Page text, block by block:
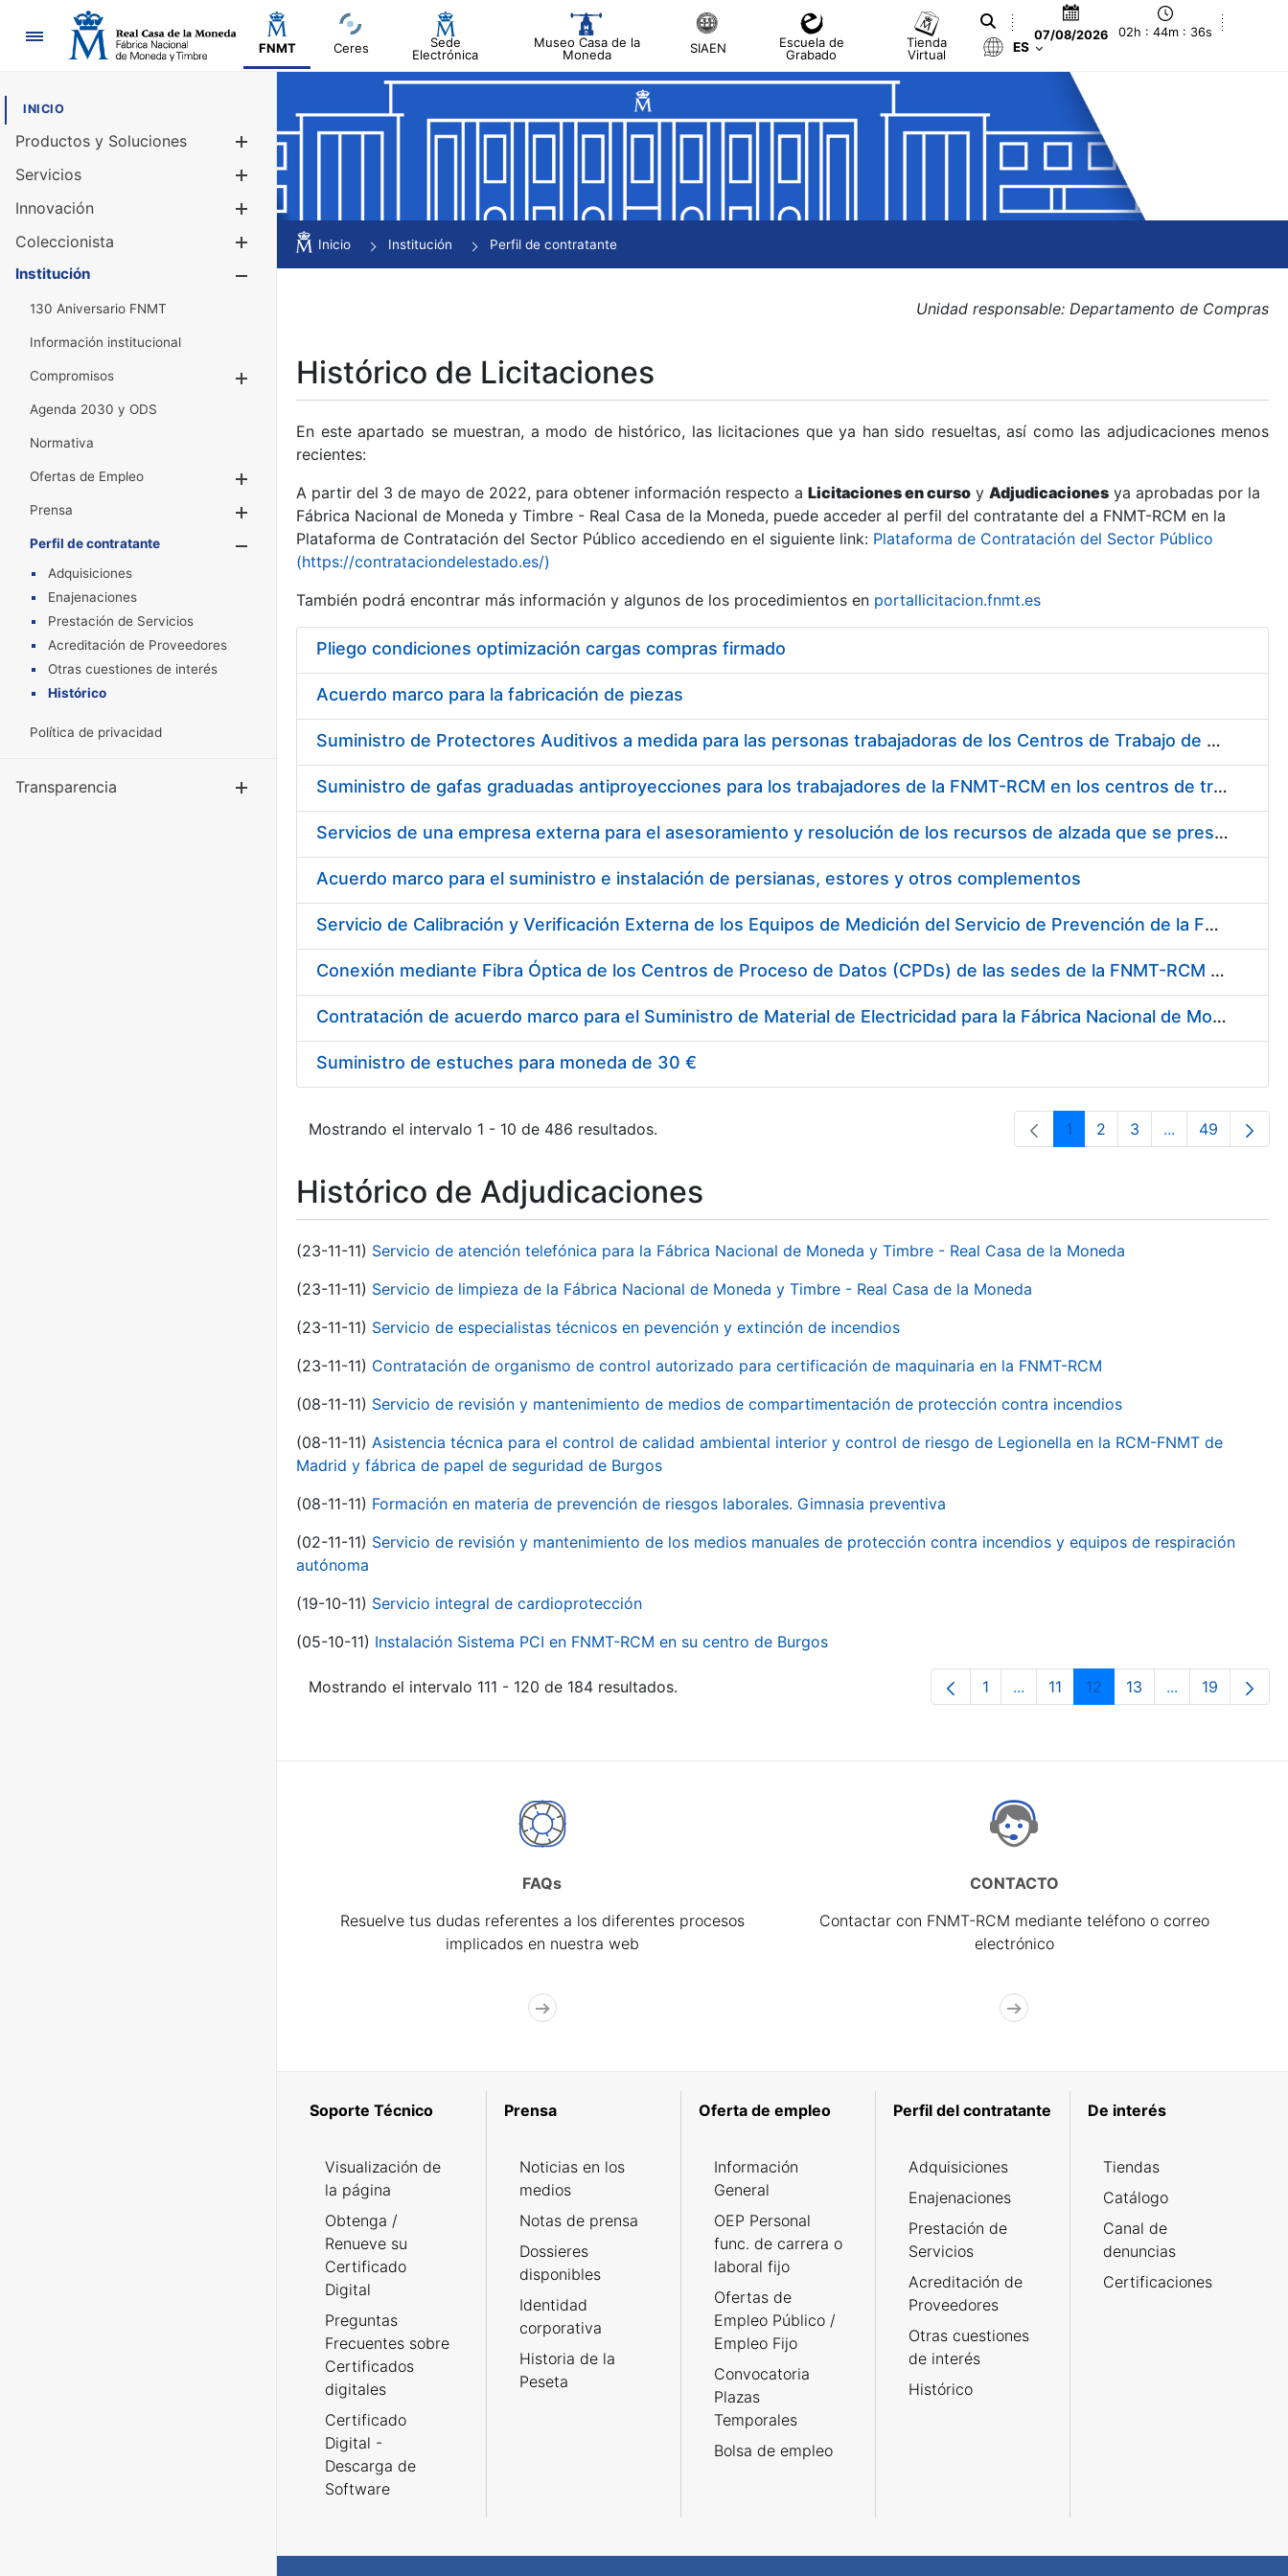
Navegación
FNMT Ceres
Sede
Electrónica
Museo Casa de la
Moneda
SIAEN
Escuela de
Grabado
Tienda
Virtual
07/08/2026 02h : 44m : 36s
ES
INICIO
Productos y Soluciones
Mostrar/Ocultar
Servicios
Innovación
Coleccionista
Mostrar/Ocultar
Institución
130 Aniversario FNMT
Información institucional
Compromisos
Mostrar/Ocultar
Agenda 2030 y ODS
Normativa
Ofertas de Empleo
Prensa
Mostrar/Ocultar
Perfil de contratante
Mostrar/Ocultar
Adquisiciones
Enajenaciones
Prestación de Servicios
Acreditación de Proveedores
Otras cuestiones de interés
Histórico
Política de privacidad
Transparencia Mostrar/Ocultar
Inicio Institución Perfil de contratante
Unidad responsable: Departamento de Compras
Histórico de Licitaciones
En este apartado se muestran, a modo de histórico, las licitaciones que ya han sido resueltas, así como las adjudicaciones menos
recientes:
A partir del 3 de mayo de 2022, para obtener información respecto a Licitaciones en curso y Adjudicaciones ya aprobadas por la
Fábrica Nacional de Moneda y Timbre - Real Casa de la Moneda, puede acceder al perfil del contratante del a FNMT-RCM en la
Plataforma de Contratación del Sector Público accediendo en el siguiente link: Plataforma de Contratación del Sector Público
(https://contrataciondelestado.es/)
También podrá encontrar más información y algunos de los procedimientos en portallicitacion.fnmt.es
Pliego condiciones optimización cargas compras firmado
Acuerdo marco para la fabricación de piezas
Suministro de Protectores Auditivos a medida para las personas trabajadoras de los Centros de Trabajo de Madrid y Burgos
Suministro de gafas graduadas antiproyecciones para los trabajadores de la FNMT-RCM en los centros de trabajo de Madrid y Burgos
Servicios de una empresa externa para el asesoramiento y resolución de los recursos de alzada que se presentan relacionados con procesos de selección para la FNMT-RCM
Acuerdo marco para el suministro e instalación de persianas, estores y otros complementos
Servicio de Calibración y Verificación Externa de los Equipos de Medición del Servicio de Prevención de la FNMT-RCM
Conexión mediante Fibra Óptica de los Centros de Proceso de Datos (CPDs) de las sedes de la FNMT-RCM de Burgos y Madrid
Contratación de acuerdo marco para el Suministro de Material de Electricidad para la Fábrica Nacional de Moneda y Timbre-Real Casa de la Moneda en su centro de trabajo de Burgos
Suministro de estuches para moneda de 30 €
Mostrando el intervalo 1 - 10 de 486 resultados. Página
1 Página
2 Página
3 ...PáginasPágina
49
Histórico de Adjudicaciones
(23-11-11) Servicio de atención telefónica para la Fábrica Nacional de Moneda y Timbre - Real Casa de la Moneda
(23-11-11) Servicio de limpieza de la Fábrica Nacional de Moneda y Timbre - Real Casa de la Moneda
(23-11-11) Servicio de especialistas técnicos en pevención y extinción de incendios
(23-11-11) Contratación de organismo de control autorizado para certificación de maquinaria en la FNMT-RCM
(08-11-11) Servicio de revisión y mantenimiento de medios de compartimentación de protección contra incendios
(08-11-11) Asistencia técnica para el control de calidad ambiental interior y control de riesgo de Legionella en la RCM-FNMT de
Madrid y fábrica de papel de seguridad de Burgos
(08-11-11) Formación en materia de prevención de riesgos laborales. Gimnasia preventiva
(02-11-11) Servicio de revisión y mantenimiento de los medios manuales de protección contra incendios y equipos de respiración
autónoma
(19-10-11) Servicio integral de cardioprotección
(05-10-11) Instalación Sistema PCI en FNMT-RCM en su centro de Burgos
Mostrando el intervalo 111 - 120 de 184 resultados. Página
1 ...Páginas intermedias Use TAB para
Página
11 Página
12 Página
13 ...PáginasPágina
19
FAQs
Resuelve tus dudas referentes a los diferentes procesos
implicados en nuestra web
CONTACTO
Contactar con FNMT-RCM mediante teléfono o correo
electrónico
Soporte Técnico
Visualización de
la página
Obtenga /
Renueve su
Certificado
Digital
Preguntas
Frecuentes sobre
Certificados
digitales
Certificado
Digital -
Descarga de
Software
Prensa
Noticias en los
medios
Notas de prensa
Dossieres
disponibles
Identidad
corporativa
Historia de la
Peseta
Oferta de empleo
Información
General
OEP Personal
func. de carrera o
laboral fijo
Ofertas de
Empleo Público /
Empleo Fijo
Convocatoria
Plazas
Temporales
Bolsa de empleo
Perfil del contratante
Adquisiciones
Enajenaciones
Prestación de
Servicios
Acreditación de
Proveedores
Otras cuestiones
de interés
Histórico
De interés
Tiendas
Catálogo
Canal de
denuncias
Certificaciones